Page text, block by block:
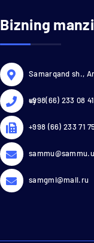
Bizning
Samarqand sh.,
uy
+998(66) 233 08 41
+998 (66) 233 71
samgmi@mail.ru